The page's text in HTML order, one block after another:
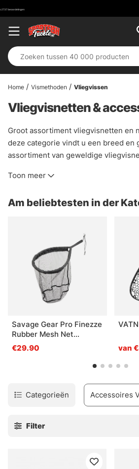
Home Vismethoden Vliegvissen
Vliegvisnetten &
Groot assortiment vliegvisnetten en
deze categorie vindt u een breed en
assortiment van geweldige
McLean, Scierra en anderen. Hier
ingebouwde weegschaal in het
Toon meer
Am beliebtesten in der
Savage Gear Pro Finezze
Rubber Mesh Net
40x50x50cm Floating
€29.90 van
Categorieën Accessoires
Filter